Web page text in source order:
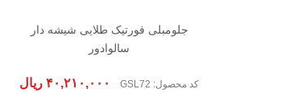
جلومبلی فورتیک طلایی شیشه دار
سالوادور
کد محصول: GSL72 ۴۰,۲۱۰,۰۰۰ ریال